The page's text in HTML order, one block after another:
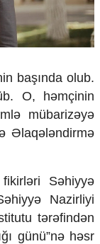
başında olub.
O, həmçinin
mübarizəyə
Əlaqələndirmə
Səhiyyə
Nazirliyi
tərəfindən
günü”nə həsr